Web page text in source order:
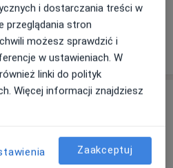
się na ludziach
sytuacji życiowej, dlatego
Leczniczy.
poza aglomeracją
opioidowych.
ceny?
i dostarczania treści w
przeglądania stron
możesz sprawdzić i
w ustawieniach. W
linki do polityk
Więcej informacji znajdziesz
Zaakceptuj